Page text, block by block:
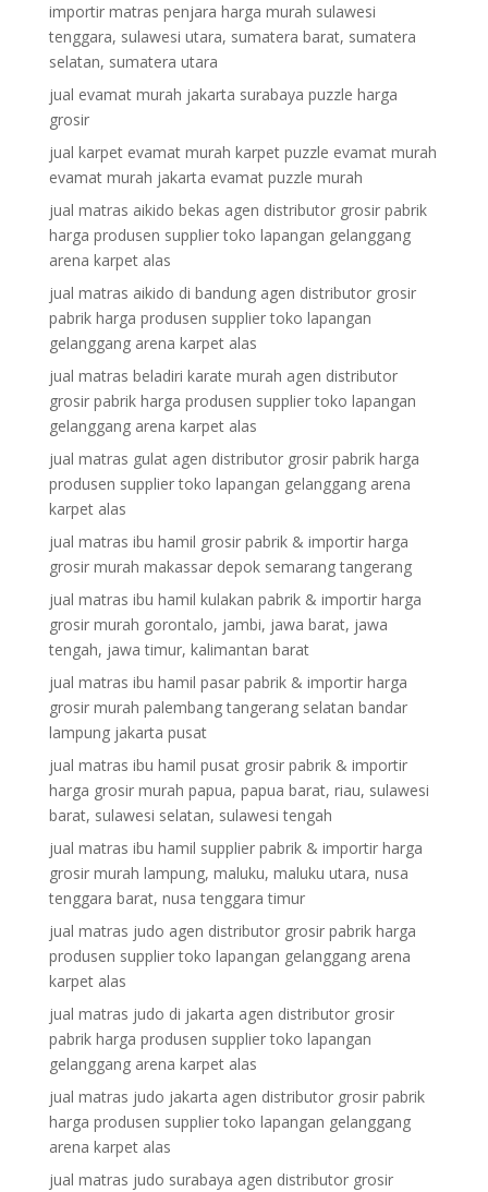
importir matras penjara harga murah sulawesi
tenggara, sulawesi utara, sumatera barat, sumatera
selatan, sumatera utara
jual evamat murah jakarta surabaya puzzle harga
grosir
jual karpet evamat murah karpet puzzle evamat murah
evamat murah jakarta evamat puzzle murah
jual matras aikido bekas agen distributor grosir pabrik
harga produsen supplier toko lapangan gelanggang
arena karpet alas
jual matras aikido di bandung agen distributor grosir
pabrik harga produsen supplier toko lapangan
gelanggang arena karpet alas
jual matras beladiri karate murah agen distributor
grosir pabrik harga produsen supplier toko lapangan
gelanggang arena karpet alas
jual matras gulat agen distributor grosir pabrik harga
produsen supplier toko lapangan gelanggang arena
karpet alas
jual matras ibu hamil grosir pabrik & importir harga
grosir murah makassar depok semarang tangerang
jual matras ibu hamil kulakan pabrik & importir harga
grosir murah gorontalo, jambi, jawa barat, jawa
tengah, jawa timur, kalimantan barat
jual matras ibu hamil pasar pabrik & importir harga
grosir murah palembang tangerang selatan bandar
lampung jakarta pusat
jual matras ibu hamil pusat grosir pabrik & importir
harga grosir murah papua, papua barat, riau, sulawesi
barat, sulawesi selatan, sulawesi tengah
jual matras ibu hamil supplier pabrik & importir harga
grosir murah lampung, maluku, maluku utara, nusa
tenggara barat, nusa tenggara timur
jual matras judo agen distributor grosir pabrik harga
produsen supplier toko lapangan gelanggang arena
karpet alas
jual matras judo di jakarta agen distributor grosir
pabrik harga produsen supplier toko lapangan
gelanggang arena karpet alas
jual matras judo jakarta agen distributor grosir pabrik
harga produsen supplier toko lapangan gelanggang
arena karpet alas
jual matras judo surabaya agen distributor grosir